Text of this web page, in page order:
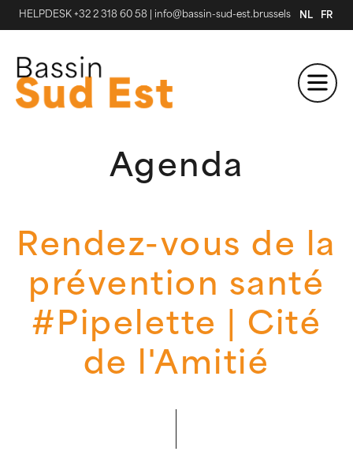
HELPDESK +32 2 318 60 58 info@bassin-sud-est.brussels NL FR
Agenda
Rendez-vous de la
prévention santé
#Pipelette | Cité
de l'Amitié